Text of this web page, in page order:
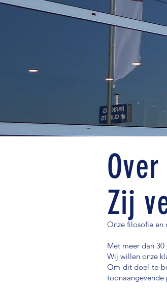
Zij
Onze filosofie en
Met meer dan
Wij willen onze
Om dit doel te
toonaangevende